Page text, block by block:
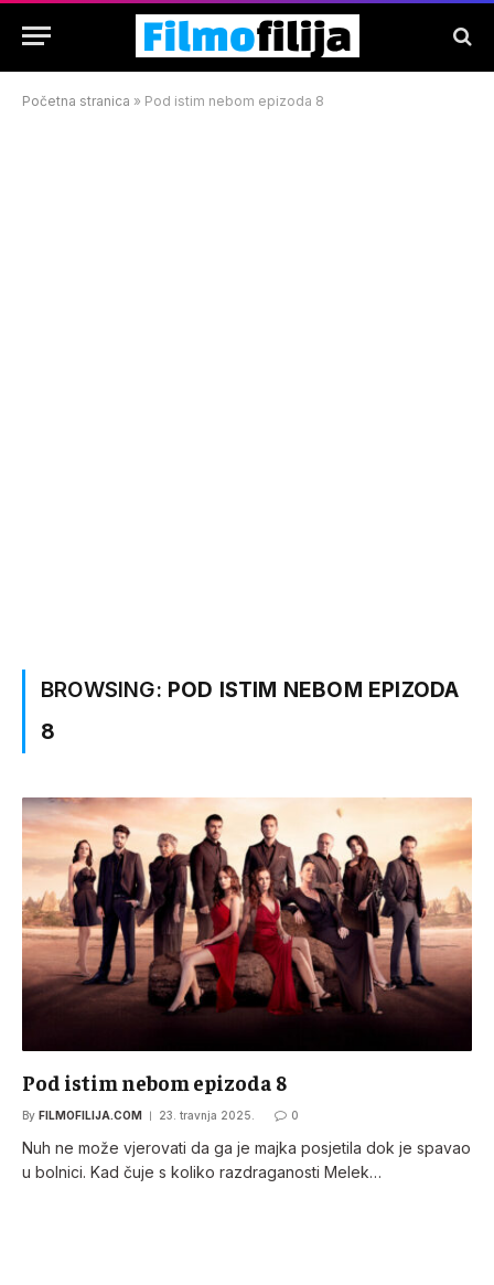
Početna stranica » Pod istim nebom epizoda 8
BROWSING: POD ISTIM NEBOM EPIZODA
8
Pod istim nebom epizoda 8
By FILMOFILIJA.COM 23. travnja 2025. 0
Nuh ne može vjerovati da ga je majka posjetila dok je spavao
u bolnici. Kad čuje s koliko razdraganosti Melek…